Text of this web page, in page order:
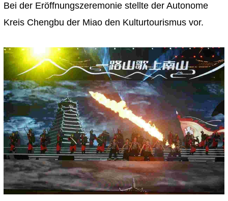
Bei der Eröffnungszeremonie stellte der Autonome
Kreis Chengbu der Miao den Kulturtourismus vor.